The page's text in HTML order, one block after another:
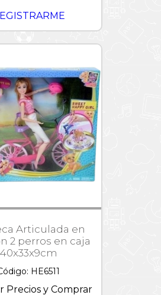
Articulada en
2 perros en caja
40x33x9cm
HE6511
Precios y Comprar